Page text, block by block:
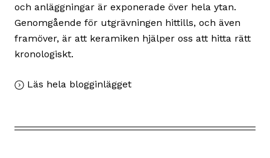
och anläggningar är exponerade över hela ytan.
Genomgående för utgrävningen hittills, och även
framöver, är att keramiken hjälper oss att hitta rätt
kronologiskt.
Läs hela blogginlägget,
i